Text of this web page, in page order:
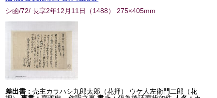
シ函/72/ 長享2年12月11日 （1488） 275×405mm
差出書：売主カラハシ九郎太郎（花押） ウケ人左衛門二郎（花